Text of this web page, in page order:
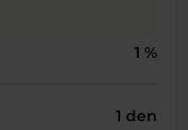
1 %
1 den